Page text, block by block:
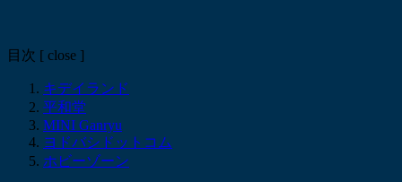
目次 [ close ]
キデイランド
平和堂
MINI Ganryu
ヨドバシドットコム
ホビーゾーン